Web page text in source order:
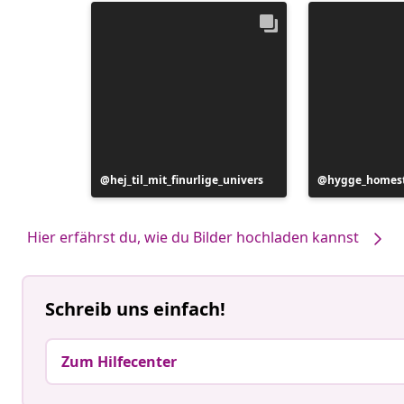
Beitrag
veröffentlicht
hej_til_mit_finurlige_univers
Beitrag
veröffentlicht
Hier erfährst du, wie du Bilder hochladen kannst
Schreib uns einfach!
Zum Hilfecenter